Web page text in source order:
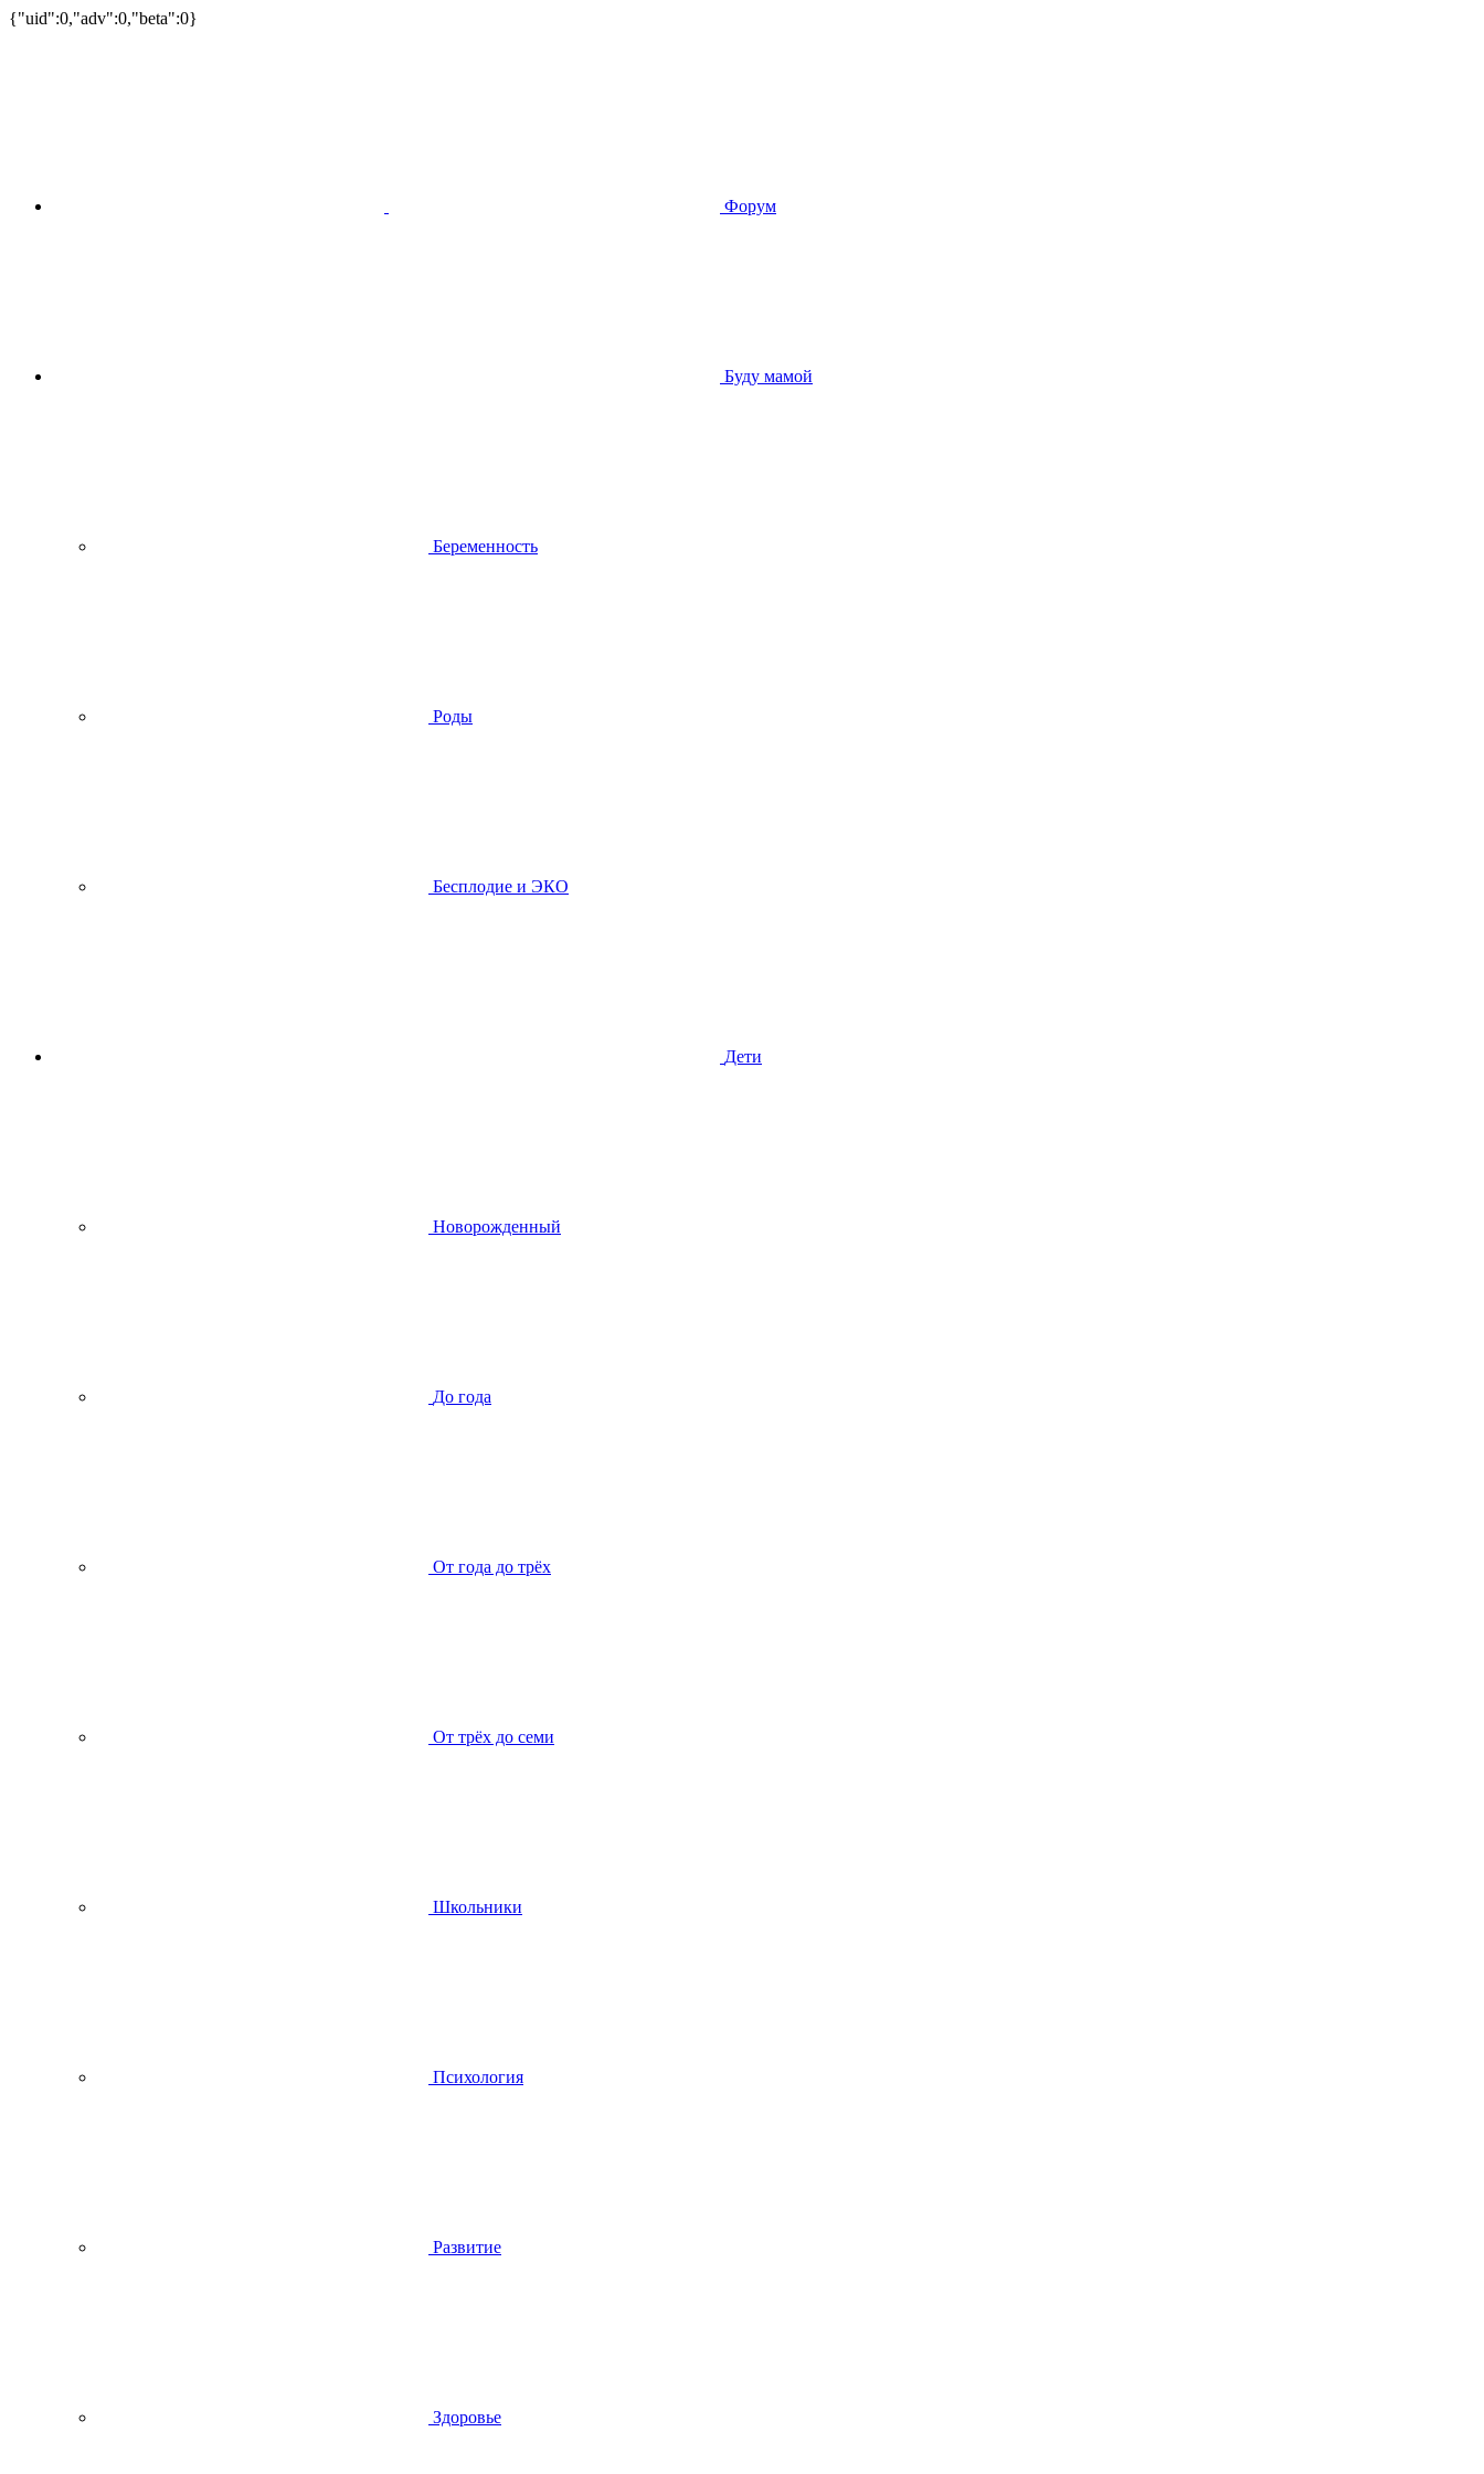
{"uid":0,"adv":0,"beta":0}
Форум
Буду мамой
Беременность
Роды
Бесплодие и ЭКО
Дети
Новорожденный
До года
От года до трёх
От трёх до семи
Школьники
Психология
Развитие
Здоровье